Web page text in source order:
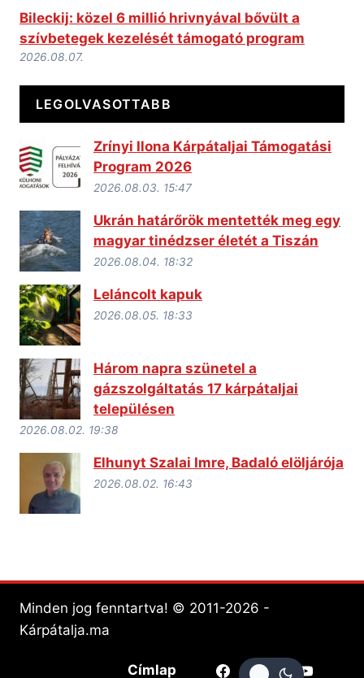
Bileckij: közel 6 millió hrivnyával bővült a
szívbetegek kezelését támogató program
2026.08.07.
LEGOLVASOTTABB
Zrínyi Ilona Kárpátaljai Támogatási
Program 2026
2026.08.03. 15:47
Ukrán határőrök mentették meg egy
magyar tinédzser életét a Tiszán
2026.08.04. 18:32
Leláncolt kapuk
2026.08.05. 18:33
Három napra szünetel a
gázszolgáltatás 17 kárpátaljai
településen
2026.08.02. 19:38
Elhunyt Szalai Imre, Badaló elöljárója
2026.08.02. 16:43
Minden jog fenntartva! © 2011-2026 -
Kárpátalja.ma
Címlap